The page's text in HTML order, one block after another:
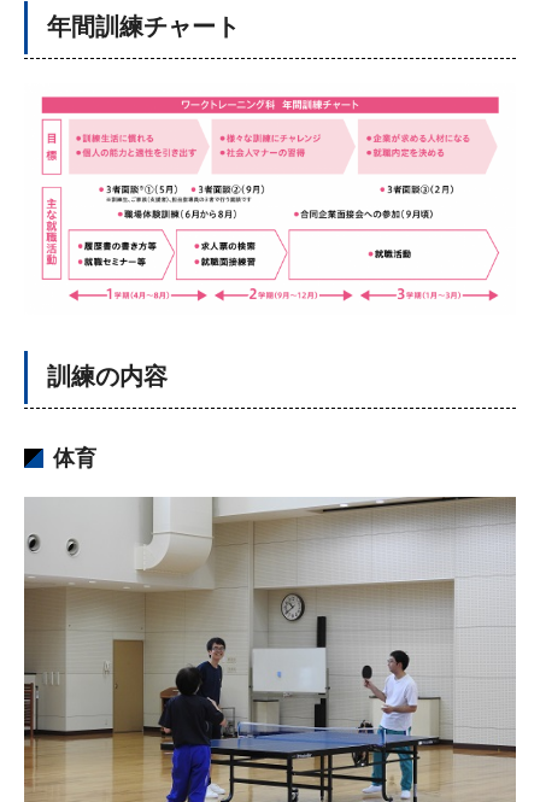
年間訓練チャート
訓練の内容
体育